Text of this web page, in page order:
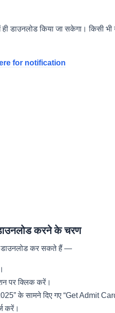
डाउनलोड किया जा सकेगा। किसी भी
for notification
करने के चरण
डाउनलोड कर सकते हैं —
पर क्लिक करें।
के सामने दिए गए “Get Admit
करें।